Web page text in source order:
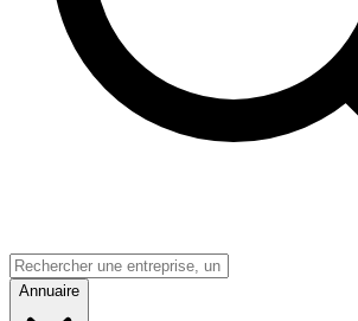
Annuaire